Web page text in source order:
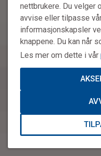
nettbrukere. Du velger
avvise eller tilpasse
informasjonskapsler
knappene. Du kan når
Les mer om dette i vår